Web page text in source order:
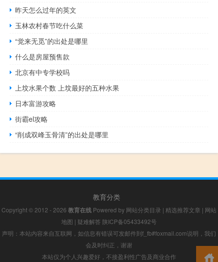
昨天怎么过年的英文
玉林农村春节吃什么菜
“觉来无觅”的出处是哪里
什么是房屋预售款
北京有中专学校吗
上坟水果个数 上坟最好的五种水果
日本富游攻略
街霸el攻略
“削成双峰玉骨清”的出处是哪里
教育分类
Copyright © 2012 - 2026 教育在线 Powered by 网站分类目录 | 精选推荐文章 | 网站
地图 | 疑难解答 陕ICP备05433492号
声明：本站内容来自互联网，如信息有错误可发邮件到f_fb#foxmail.com说明，我们
会及时纠正，谢谢
本站仅为个人兴趣爱好，不接盈利性广告及商业合作